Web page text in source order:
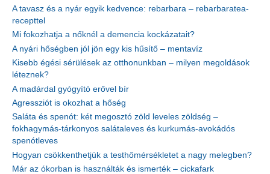
A tavasz és a nyár egyik kedvence: rebarbara – rebarbaratea-
recepttel
Mi fokozhatja a nőknél a demencia kockázatait?
A nyári hőségben jól jön egy kis hűsítő – mentavíz
Kisebb égési sérülések az otthonunkban – milyen megoldások
léteznek?
A madárdal gyógyító erővel bír
Agressziót is okozhat a hőség
Saláta és spenót: két megosztó zöld leveles zöldség –
fokhagymás-tárkonyos salátaleves és kurkumás-avokádós
spenótleves
Hogyan csökkenthetjük a testhőmérsékletet a nagy melegben?
Már az ókorban is használták és ismerték – cickafark